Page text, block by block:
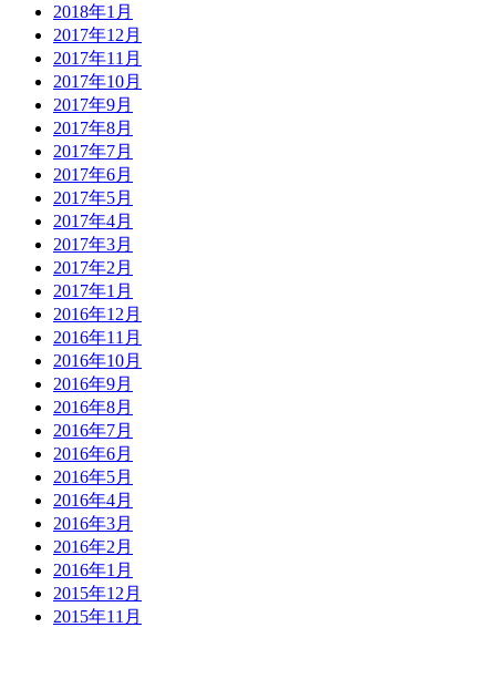
2018年1月
2017年12月
2017年11月
2017年10月
2017年9月
2017年8月
2017年7月
2017年6月
2017年5月
2017年4月
2017年3月
2017年2月
2017年1月
2016年12月
2016年11月
2016年10月
2016年9月
2016年8月
2016年7月
2016年6月
2016年5月
2016年4月
2016年3月
2016年2月
2016年1月
2015年12月
2015年11月